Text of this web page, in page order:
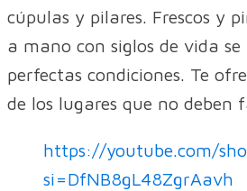
cúpulas y pilares. Frescos y
a mano con siglos de vida
perfectas condiciones. Te
de los lugares que no
https://youtube.com/
si=DfNB8gL48ZgrAavh